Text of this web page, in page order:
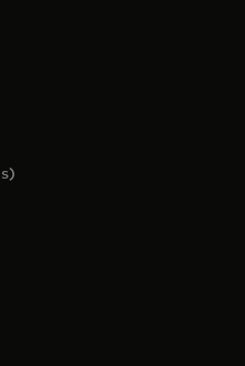
Registerkarte geöffnet
Registerkarte geöffnet